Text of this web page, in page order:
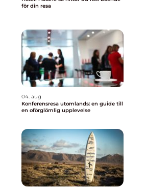
för din resa
04. aug
Konferensresa utomlands: en guide till
en oförglömlig upplevelse